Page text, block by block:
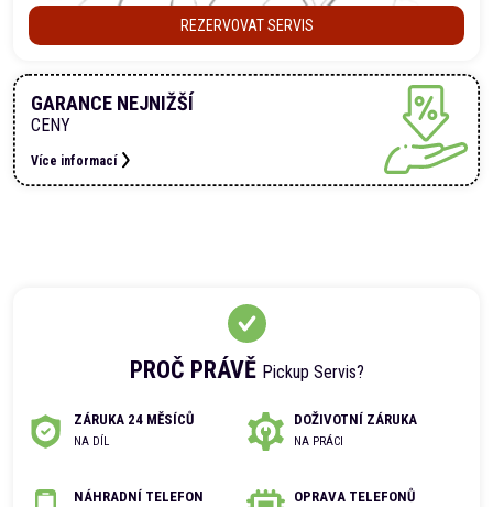
PROČ PRÁVĚ Pickup Servis?
ZÁRUKA 24 MĚSÍCŮ
NA DÍL
DOŽIVOTNÍ ZÁRUKA
NA PRÁCI
NÁHRADNÍ TELEFON OPRAVA TELEFONŮ
REZERVOVAT SERVIS
GARANCE NEJNIŽŠÍ
CENY
Více informací